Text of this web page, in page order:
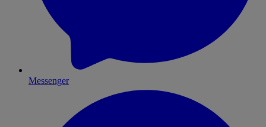
Messenger